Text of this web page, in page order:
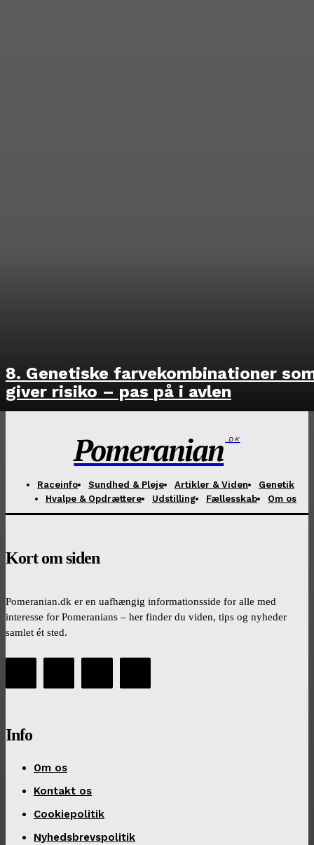
8. Genetiske farvekombinationer
giver risiko – pas på i avlen
Pomeranian .DK
Raceinfo Sundhed & Pleje Artikler & Viden
Genetik
Hvalpe & Opdrættere
Udstilling Fællesskab Om os
Kort om siden
Pomeranian.dk er en uafhængig informationsside for alle med
interesse for Pomeranians – her finder du viden, tips og nyheder
samlet ét sted.
Info
Om os
Kontakt os
Cookiepolitik
Nyhedsbrevspolitik